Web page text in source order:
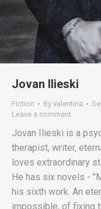
Jovan Ilieski
Fiction By valentina
Leave a comment
Jovan Ilieski is a
therapist, writer,
loves extraordinary
He has six novels -
his sixth work. An
impossible, of fixing